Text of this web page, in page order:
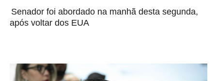
Senador foi abordado na manhã desta segunda,
após voltar dos EUA